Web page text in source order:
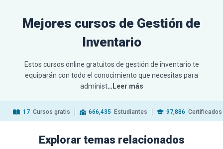
Mejores cursos de Gestión de
Inventario
Estos cursos online gratuitos de gestión de inventario te
equiparán con todo el conocimiento que necesitas para
administ…Leer más
17 Cursos gratis 666,435 Estudiantes 97,886
Explorar temas relacionados